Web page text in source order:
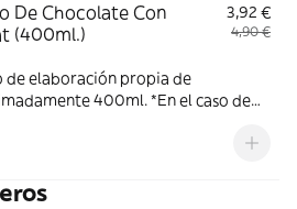
De Chocolate Con
(400ml.)
3,92 €
4,90 €
de elaboración propia de
400ml. *En el caso de
nata llegue en las condiciones que